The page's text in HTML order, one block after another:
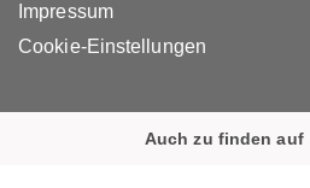
Impressum
Cookie-Einstellungen
Auch zu finden auf